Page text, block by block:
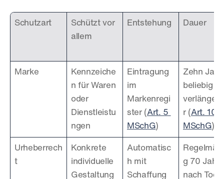
Schutzart
Schützt vor
allem
Entstehung Dauer
Marke
Kennzeiche
n für Waren
oder
Dienstleistu
ngen
Eintragung
im
Markenregi
ster (Art. 5
MSchG)
Zehn
beliebig
r (Art. 10
MSchG)
Urheberrech
t
Konkrete
individuelle
Gestaltung
Automatisc
h mit
Schaffung
g 70 Jahre
nach Tod